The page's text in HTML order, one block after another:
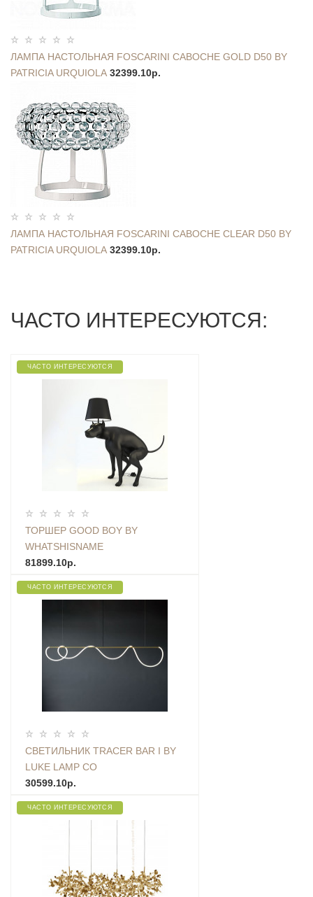
ЛАМПА НАСТОЛЬНАЯ FOSCARINI CABOCHE GOLD D50 BY
PATRICIA URQUIOLA 32399.10р.
ЛАМПА НАСТОЛЬНАЯ FOSCARINI CABOCHE CLEAR D50 BY
PATRICIA URQUIOLA 32399.10р.
ЧАСТО ИНТЕРЕСУЮТСЯ:
ЧАСТО ИНТЕРЕСУЮТСЯ
ТОРШЕР GOOD BOY BY
WHATSHISNAME
81899.10р.
ЧАСТО ИНТЕРЕСУЮТСЯ
СВЕТИЛЬНИК TRACER BAR I BY
LUKE LAMP CO
30599.10р.
ЧАСТО ИНТЕРЕСУЮТСЯ